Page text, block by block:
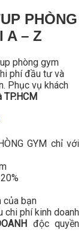
PHÒNG
A – Z
phòng gym
phí đầu tư và
Phục vụ khách
TP.HCM
GYM chỉ với
của bạn
chi phí kinh doanh
độc quyền